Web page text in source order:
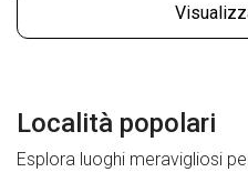
Località popolari
Esplora luoghi meravigliosi